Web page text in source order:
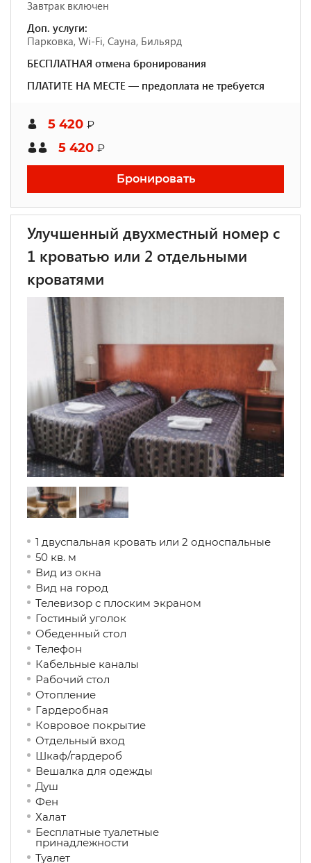
Завтрак включен
Доп. услуги:
Парковка, Wi-Fi, Сауна, Бильярд
БЕСПЛАТНАЯ отмена бронирования
ПЛАТИТЕ НА МЕСТЕ — предоплата не требуется
5 420 ₽
5 420 ₽
Бронировать
Улучшенный двухместный номер с
1 кроватью или 2 отдельными
кроватями
1 двуспальная кровать или 2 односпальные
50 кв. м
Вид из окна
Вид на город
Телевизор с плоским экраном
Гостиный уголок
Обеденный стол
Телефон
Кабельные каналы
Рабочий стол
Отопление
Гардеробная
Ковровое покрытие
Отдельный вход
Шкаф/гардероб
Вешалка для одежды
Душ
Фен
Халат
Бесплатные туалетные
принадлежности
Туалет